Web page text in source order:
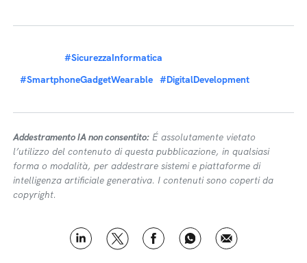
#SicurezzaInformatica
#SmartphoneGadgetWearable #DigitalDevelopment
Addestramento IA non consentito: É assolutamente vietato
l’utilizzo del contenuto di questa pubblicazione, in qualsiasi
forma o modalità, per addestrare sistemi e piattaforme di
intelligenza artificiale generativa. I contenuti sono coperti da
copyright.